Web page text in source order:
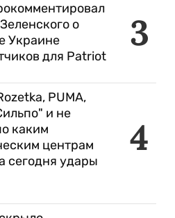
3
о
Украине
для Patriot
4
PUMA,
и не
каким
центрам
сегодня удары